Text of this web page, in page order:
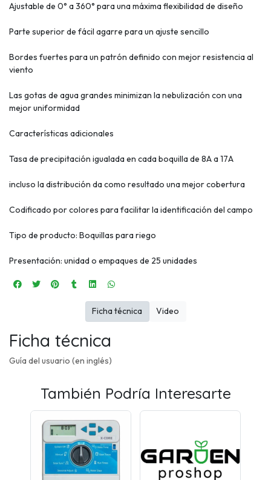
Ajustable de 0° a 360° para una máxima flexibilidad de diseño
Parte superior de fácil agarre para un ajuste sencillo
Bordes fuertes para un patrón definido con mejor resistencia al
viento
Las gotas de agua grandes minimizan la nebulización con una
mejor uniformidad
Características adicionales
Tasa de precipitación igualada en cada boquilla de 8A a 17A
incluso la distribución da como resultado una mejor cobertura
Codificado por colores para facilitar la identificación del campo
Tipo de producto: Boquillas para riego
Presentación: unidad o empaques de 25 unidades
Ficha técnica
Guía del usuario (en inglés)
Ficha técnica Video
También Podría Interesarte